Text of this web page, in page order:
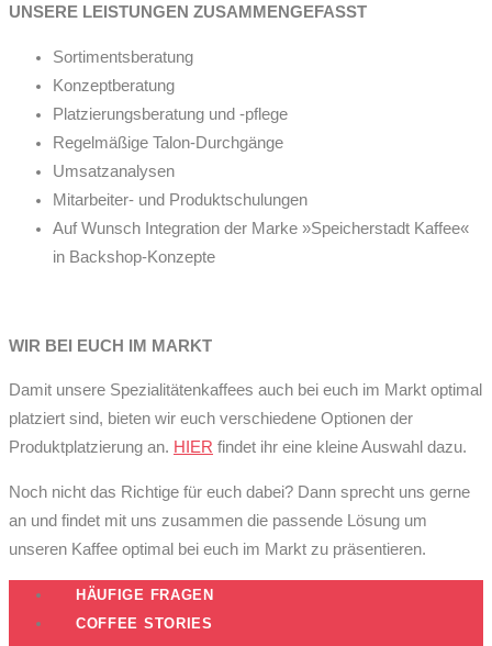
UNSERE LEISTUNGEN ZUSAMMENGEFASST
Sortimentsberatung
Konzeptberatung
Platzierungsberatung und -pflege
Regelmäßige Talon-Durchgänge
Umsatzanalysen
Mitarbeiter- und Produktschulungen
Auf Wunsch Integration der Marke »Speicherstadt Kaffee«
in Backshop-Konzepte
WIR BEI EUCH IM MARKT
Damit unsere Spezialitätenkaffees auch bei euch im Markt optimal
platziert sind, bieten wir euch verschiedene Optionen der
Produktplatzierung an. HIER findet ihr eine kleine Auswahl dazu.
Noch nicht das Richtige für euch dabei? Dann sprecht uns gerne
an und findet mit uns zusammen die passende Lösung um
unseren Kaffee optimal bei euch im Markt zu präsentieren.
HÄUFIGE FRAGEN
COFFEE STORIES